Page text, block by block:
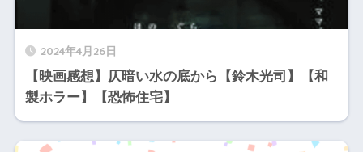
2024年4月26日
【映画感想】仄暗い水の底から【鈴木光司】【和
製ホラー】【恐怖住宅】